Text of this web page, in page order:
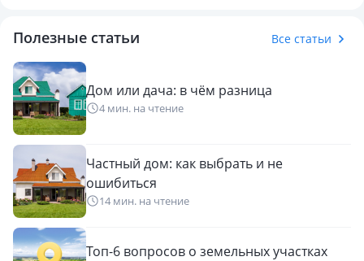
Полезные статьи Все статьи
Дом или дача: в чём разница
4 мин. на чтение
Частный дом: как выбрать и не
ошибиться
14 мин. на чтение
Топ-6 вопросов о земельных участках